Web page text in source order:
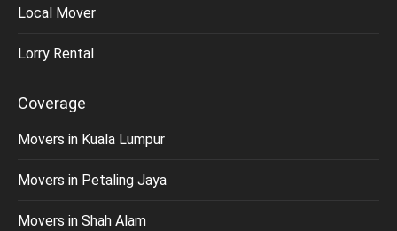
Local Mover
Lorry Rental
Coverage
Movers in Kuala Lumpur
Movers in Petaling Jaya
Movers in Shah Alam